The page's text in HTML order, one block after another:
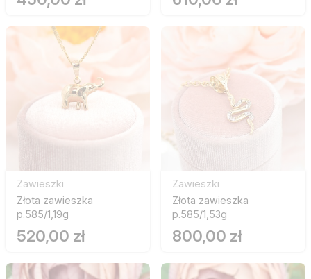
Zawieszki
Złota zawieszka
p.585/1,19g
520,00 zł
Zawieszki
Złota zawieszka
p.585/1,53g
800,00 zł